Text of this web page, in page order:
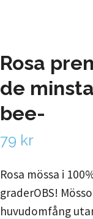
Rosa
de
bee-
79 kr
Rosa mössa i
graderOBS!
huvudomfång